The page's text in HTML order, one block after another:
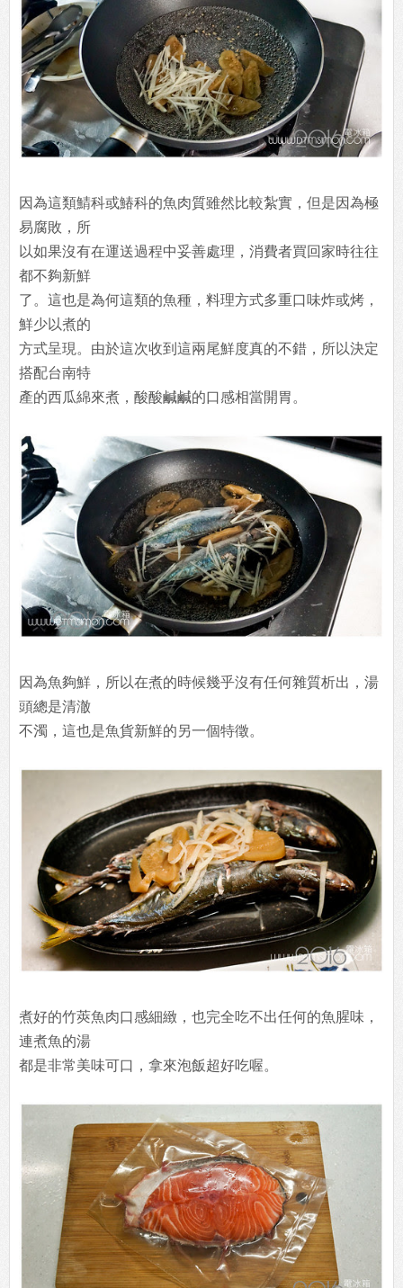
因為這類鯖科或鰆科的魚肉質雖然比較紮實，但是因為極
易腐敗，所
以如果沒有在運送過程中妥善處理，消費者買回家時往往
都不夠新鮮
了。這也是為何這類的魚種，料理方式多重口味炸或烤，
鮮少以煮的
方式呈現。由於這次收到這兩尾鮮度真的不錯，所以決定
搭配台南特
產的西瓜綿來煮，酸酸鹹鹹的口感相當開胃。
因為魚夠鮮，所以在煮的時候幾乎沒有任何雜質析出，湯
頭總是清澈
不濁，這也是魚貨新鮮的另一個特徵。
煮好的竹莢魚肉口感細緻，也完全吃不出任何的魚腥味，
連煮魚的湯
都是非常美味可口，拿來泡飯超好吃喔。